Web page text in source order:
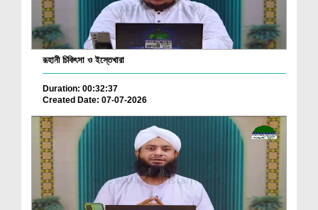
রূহানী চিকিৎসা ও ইস্তেখারা
Duration: 00:32:37
Created Date: 07-07-2026